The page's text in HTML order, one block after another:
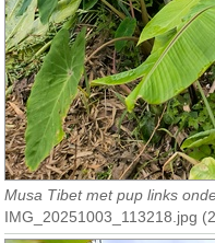
Musa Tibet met pup links
IMG_20251003_113218.jpg